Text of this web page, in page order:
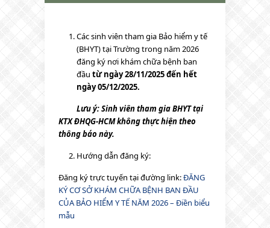
Các sinh viên tham gia Bảo hiểm y tế
(BHYT) tại Trường trong năm 2026
đăng ký nơi khám chữa bệnh ban
đầu từ ngày28/11/2025 đến hết
ngày 05/12/2025.
Lưu ý: Sinh viên tham gia BHYT tại
KTX ĐHQG-HCM không thực hiện theo
thông báo này.
Hướng dẫn đăng ký:
Đăng ký trực tuyến tại đường link:ĐĂNG
KÝ CƠ SỞ KHÁM CHỮA BỆNH BAN ĐẦU
CỦA BẢO HIỂM Y TẾ NĂM 2026 – Điền biểu
mẫu